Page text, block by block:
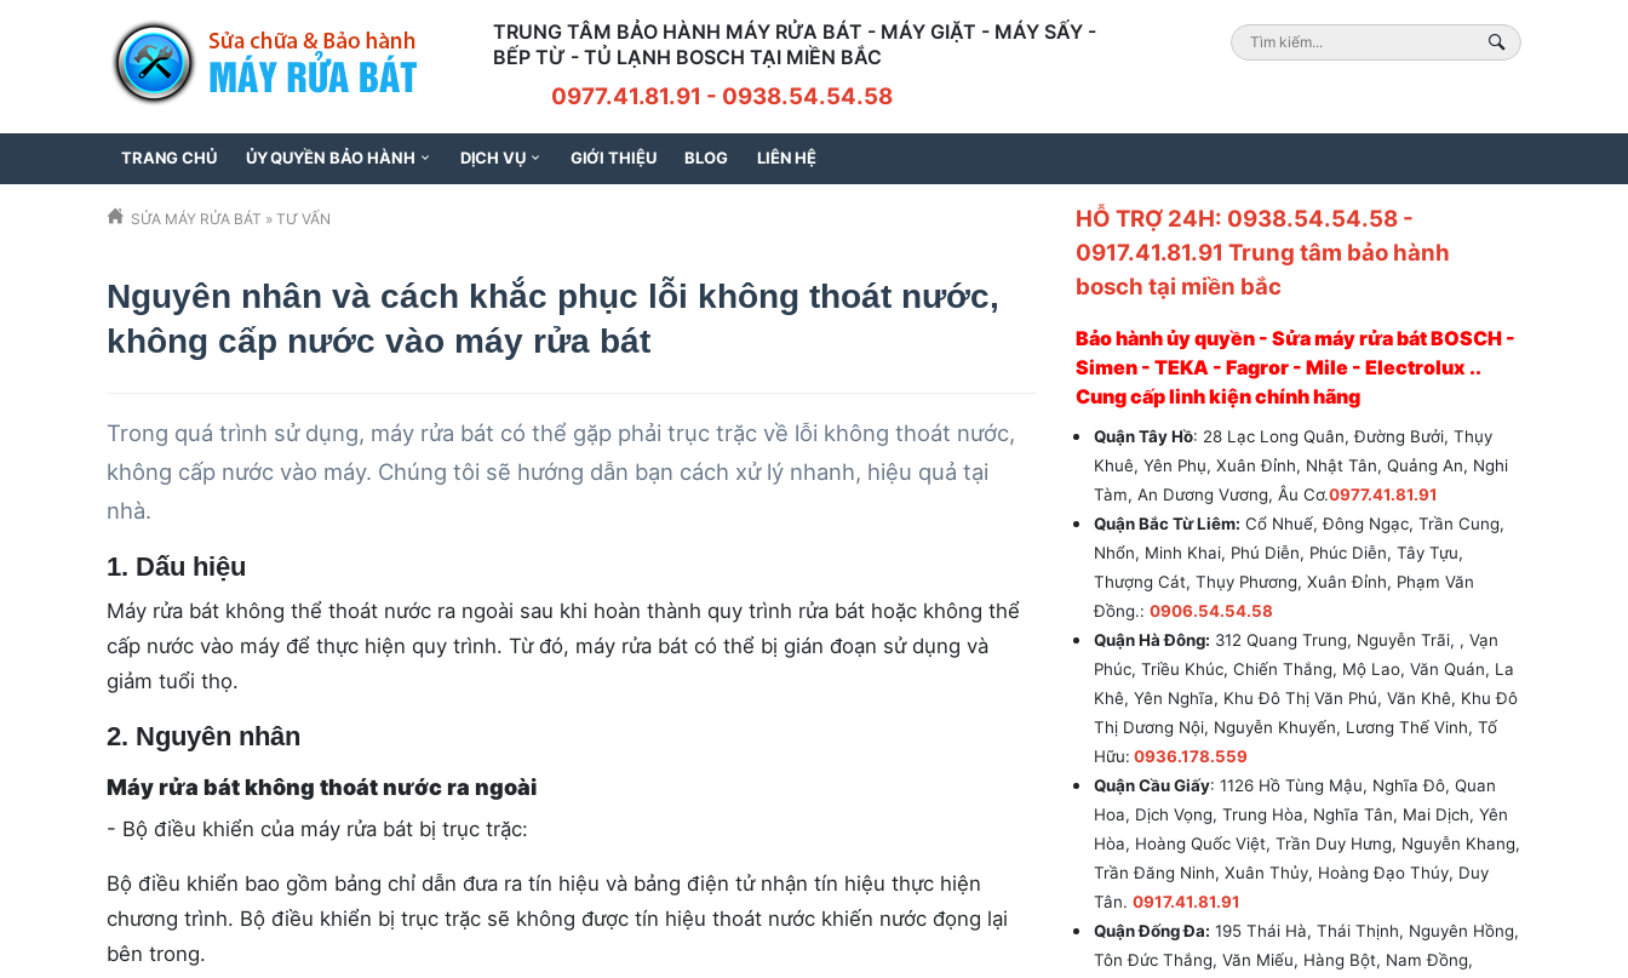
TRUNG TÂM BẢO HÀNH MÁY RỬA BÁT - MÁY GIẶT - MÁY SẤY -
BẾP TỪ - TỦ LẠNH BOSCH TẠI MIỀN BẮC
0977.41.81.91 - 0938.54.54.58
TRANG CHỦ ỦY QUYỀN BẢO HÀNH DỊCH VỤ GIỚI THIỆU BLOG LIÊN HỆ
SỬA MÁY RỬA BÁT » TƯ VẤN
Nguyên nhân và cách khắc phục lỗi không thoát nước,
không cấp nước vào máy rửa bát
Trong quá trình sử dụng, máy rửa bát có thể gặp phải trục trặc về lỗi không thoát nước,
không cấp nước vào máy. Chúng tôi sẽ hướng dẫn bạn cách xử lý nhanh, hiệu quả tại
nhà.
1. Dấu hiệu
Máy rửa bát không thể thoát nước ra ngoài sau khi hoàn thành quy trình rửa bát hoặc không thể
cấp nước vào máy để thực hiện quy trình. Từ đó, máy rửa bát có thể bị gián đoạn sử dụng và
giảm tuổi thọ.
2. Nguyên nhân
Máy rửa bát không thoát nước ra ngoài
- Bộ điều khiển của máy rửa bát bị trục trặc:
Bộ điều khiển bao gồm bảng chỉ dẫn đưa ra tín hiệu và bảng điện tử nhận tín hiệu thực hiện
chương trình. Bộ điều khiển bị trục trặc sẽ không được tín hiệu thoát nước khiến nước đọng lại
bên trong.
HỖ TRỢ 24H: 0938.54.54.58 -
0917.41.81.91 Trung tâm bảo hành
bosch tại miền bắc
Bảo hành ủy quyền - Sửa máy rửa bát BOSCH -
Simen - TEKA - Fagror - Mile - Electrolux ..
Cung cấp linh kiện chính hãng
Quận Tây Hồ: 28 Lạc Long Quân, Đường Bưởi, Thụy
Khuê, Yên Phụ, Xuân Đỉnh, Nhật Tân, Quảng An, Nghi
Tàm, An Dương Vương, Âu Cơ.0977.41.81.91
Quận Bắc Từ Liêm: Cổ Nhuế, Đông Ngạc, Trần Cung,
Nhổn, Minh Khai, Phú Diễn, Phúc Diễn, Tây Tựu,
Thượng Cát, Thụy Phương, Xuân Đỉnh, Phạm Văn
Đồng.: 0906.54.54.58
Quận Hà Đông: 312 Quang Trung, Nguyễn Trãi, , Vạn
Phúc, Triều Khúc, Chiến Thắng, Mộ Lao, Văn Quán, La
Khê, Yên Nghĩa, Khu Đô Thị Văn Phú, Văn Khê, Khu Đô
Thị Dương Nội, Nguyễn Khuyến, Lương Thế Vinh, Tố
Hữu: 0936.178.559
Quận Cầu Giấy: 1126 Hồ Tùng Mậu, Nghĩa Đô, Quan
Hoa, Dịch Vọng, Trung Hòa, Nghĩa Tân, Mai Dịch, Yên
Hòa, Hoàng Quốc Việt, Trần Duy Hưng, Nguyễn Khang,
Trần Đăng Ninh, Xuân Thủy, Hoàng Đạo Thúy, Duy
Tân. 0917.41.81.91
Quận Đống Đa: 195 Thái Hà, Thái Thịnh, Nguyên Hồng,
Tôn Đức Thắng, Văn Miếu, Hàng Bột, Nam Đồng,